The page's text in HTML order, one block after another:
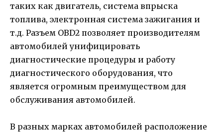
таких как двигатель, система впрыска
топлива, электронная система зажигания и
т.д. Разъем OBD2 позволяет производителям
автомобилей унифицировать
диагностические процедуры и работу
диагностического оборудования, что
является огромным преимуществом для
обслуживания автомобилей.
В разных марках автомобилей расположение